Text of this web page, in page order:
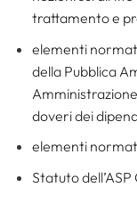
trattamento e
elementi
della Pubblica
doveri dei
elementi
Statuto